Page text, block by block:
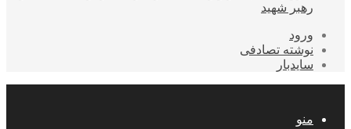
رهبر شهید
ورود
نوشته تصادفی
سایدبار
منو